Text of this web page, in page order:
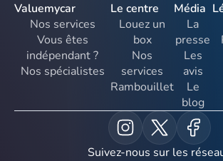
Valuemycar
Nos services
Vous êtes
indépendant ?
Nos spécialistes
Le centre
Louez un
box
Nos
services
Rambouillet
Média
La
presse
Les
avis
Le
blog
Suivez-nous sur les